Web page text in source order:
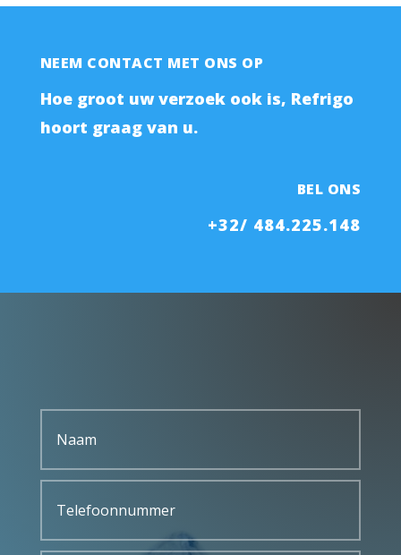
NEEM CONTACT MET ONS OP
Hoe groot uw verzoek ook is, Refrigo
hoort graag van u.
BEL ONS
+32/ 484.225.148